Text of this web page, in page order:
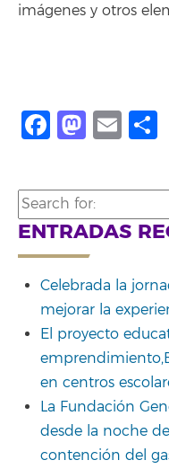
imágenes y otros
Facebook
Search
for:
ENTRADAS
Celebrada la
mejorar la
El proyecto
en centros
La Fundación
desde la noche
contención del